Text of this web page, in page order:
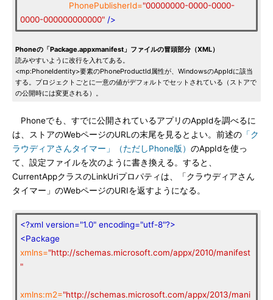
PhonePublisherId="00000000-0000-0000-
0000-000000000000" />
Phoneの「Package.appxmanifest」ファイルの冒頭部分（XML）
読みやすいように改行を入れてある。
<mp:PhoneIdentity>要素のPhoneProductId属性が、WindowsのAppIdに該当
する。プロジェクトごとに一意の値がデフォルトでセットされている（ストアで
の公開時には変更される）。
Phoneでも、すでに公開されているアプリのAppIdを調べるに
は、ストアのWebページのURLの末尾を見るとよい。前述の 「ク
ラウディアさんタイマー」（ただしPhone版） のAppIdを使っ
て、設定ファイルを次のように書き換える。すると、
CurrentAppクラスのLinkUriプロパティは、「クラウディアさん
タイマー」のWebページのURIを返すようになる。
<?xml version="1.0" encoding="utf-8"?>
<Package
xmlns="http://schemas.microsoft.com/appx/2010/manifest
"
xmlns:m2="http://schemas.microsoft.com/appx/2013/mani